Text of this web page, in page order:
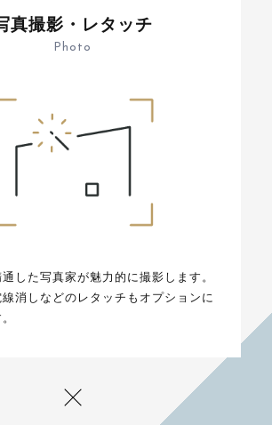
真撮影・レタッチ
Photo
した写真家が魅力的に撮影します。
消しなどのレタッチもオプションに